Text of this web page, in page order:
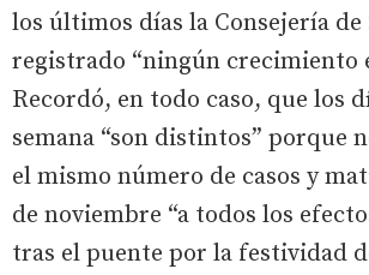
los últimos días la Consejería de
registrado “ningún crecimiento
Recordó, en todo caso, que los
semana “son distintos” porque
el mismo número de casos y
de noviembre “a todos los
tras el puente por la festividad